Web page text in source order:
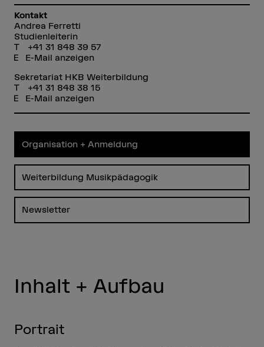
Kontakt
Andrea Ferretti
Studienleiterin
+41 31 848 39 57
E-Mail anzeigen
Sekretariat HKB Weiterbildung
+41 31 848 38 15
E-Mail anzeigen
Organisation + Anmeldung
Weiterbildung Musikpädagogik
Newsletter
Inhalt + Aufbau
Portrait